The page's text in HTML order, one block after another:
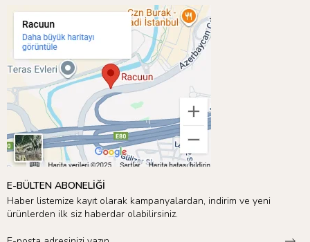
E-BÜLTEN ABONELİĞİ
Haber listemize kayıt olarak kampanyalardan, indirim ve yeni
ürünlerden ilk siz haberdar olabilirsiniz.